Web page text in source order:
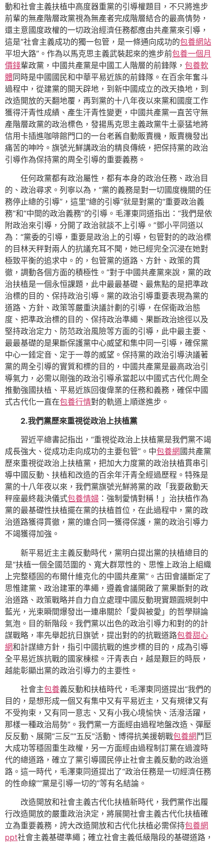
動和社會主義扶植中高度器重黨的引導權題目，不只將進步
前輩的無產階層政黨視為無產者完成階層結合的最高情勢，
還主意國度政權的一切政治經濟任務都應由共產黨來引導，
這是“社會主義成功的獨一包管，是一條通向成功的包養網站
平坦大路”。作為以馬克思主義武裝起來的進步前包養一個月
價錢輩政黨，中國共產黨是中國工人階層的前鋒隊， 包養軟
體同時是中國國民和中華平易近族的前鋒隊。在百余年奮斗
過程中，從建黨的開天辟地，到新中國成立的改天換地，到
改造開放的天翻地覆，再到黨的十八年夜以來黨和國度工作
獲得汗青性成績、產生汗青性變更，中國共產黨一直苦守無
產階層政黨的政治標色，發揚馬克思主義政黨牛土豪猛地將
信用卡插進咖啡館門口的一台老舊自動販賣機，販賣機發出
痛苦的呻吟。旗號光鮮講政治的精良傳統，把保持黨的政治
引導作為保持黨的周全引導的重要義務。
任何政黨都有政治屬性，都有本身的政治任務、政治目
的、政治尋求。列寧以為，“黨的義務是對一切國度機關的任
務停止總的引導”，這里“總的引導”就是對黨的“重要政治義
務”和“中間的政治義務”的引導。毛澤東同道指出：“我們是依
附政治來引導，分開了政治就談不上引導。”鄧小平同道以
為：“黨委的引導，重要是政治上的引導，包管對的的政治標
的目林天秤對兩人的抗議充耳不聞，她已經完全沉浸在她對
極致平衡的追求中。的，包管黨的道路、方針、政策的貫
徹，調動各個方面的積極性。”對于中國共產黨來說，黨的政
治扶植是一個永恒課題，此中最最基礎、最焦點的是把準政
治標的目的、保持政治引導。黨的政治引導重要表現為黨的
道路、方針、政策等嚴重決議計劃的引導，在保衛政治態
度、把準政治標的目的、保持政治準繩、果斷政治途徑以及
堅持政治定力、防范政治風險等方面的引導，此中最主要、
最最基礎的是果斷保護黨中心威望和集中同一引導，確保黨
中心一錘定音、定于一尊的威望。保持黨的政治引導決議著
黨的周全引導的實質和標的目的，中國共產黨是最高政治引
導氣力，必需以剛強的政治引導承當起以中國式古代化周全
推動強國扶植、平易近族回復偉業的任務和義務，確保中國
式古代化一直在包養行情對的軌道上順遂進步。
2.我們黨歷來重視從政治上扶植黨
習近平總書記指出，“重視從政治上扶植黨是我們黨不竭
成長強大、從成功走向成功的主要包管”。中包養網 國共產黨
歷來重視從政治上扶植黨，把加大力度黨的政治扶植貫串引
導中國反動、扶植和改造的百余年汗青全經過歷程。特殊是
黨的十八年夜以來，我們黨旗號光鮮將黨的政「我要啟動天
秤座最終裁決儀式包養情婦 ：強制愛情對稱！」治扶植作為
黨的最基礎性扶植擺在黨的扶植首位，在此過程中，黨的政
治道路獲得貫徹，黨的連合同一獲得保護，黨的政治引導力
不竭獲得加強。
新平易近主主義反動時代，黨明白提出黨的扶植總目的
是“扶植一個全國范圍的、寬大群眾性的、思惟上政治上組織
上完整穩固的布爾什維克化的中國共產黨”。古田會議斷定了
思惟建黨、政治建軍的準繩，遵義會議開啟了黨果斷對的政
治道路、政策戰略并自力自立處理中國反動現實題圓規刺中
藍光，光束瞬間爆發出一連串關於「愛與被愛」的哲學辯論
氣泡。目的新階段。我們黨以出色的政治引導力和對的的計
謀戰略，率先舉起抗日旗號，提出對的的抗戰道路包養甜心
網和計謀總方針，指引中國抗戰的進步標的目的，成為引導
全平易近族抗戰的國家棟樑。汗青表白，越是艱巨的時辰，
越能彰顯出黨的政治引導力的主要性。
社會主包養義反動和扶植時代，毛澤東同道提出“我們的
目的，是想形成一個又有集中又有平易近主，又有規律又有
不受拘束，又有同一意志、又有小我心境愉快、活潑活躍，
那樣一種政治局勢”。我們黨一方面經由過程地盤改造、彈壓
反反動、展開“三反”“五反”活動、博得抗美援朝戰包養網鬥巨
大成功等穩固重生政權，另一方面經由過程制訂黨在過渡時
代的總道路，確立了黨引導國民停止社會主義反動的政治道
路。這一時代，毛澤東同道提出了“政治任務是一切經濟任務
的性命線”“黨是引導一切的”等有名結論。
改造開放和社會主義古代化扶植新時代，我們黨作出履
行改造開放的嚴重政治決定，將展開社會主義古代化扶植確
立為重要義務，誇大改造開放和古代化扶植必需保持包養網
ppt社會主義基礎準繩；確立社會主義低級階段的基礎道路，